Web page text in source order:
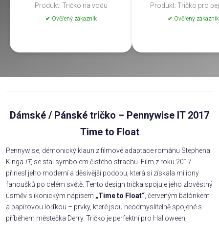
Produkt: Tričko na vodu
✔ Ověřený zákazník
Produkt: Tričko pro
✔ Ověřený zákazník
Dámské / Pánské tričko – Pennywise IT 2017
Time to Float
Pennywise, démonický klaun z filmové adaptace románu Stephena
Kinga IT, se stal symbolem čistého strachu. Film z roku 2017
přinesl jeho moderní a děsivější podobu, která si získala miliony
fanoušků po celém světě. Tento design trička spojuje jeho zlověstný
úsměv s ikonickým nápisem „Time to Float“, červeným balónkem
a papírovou loďkou – prvky, které jsou neodmyslitelně spojené s
příběhem městečka Derry. Tričko je perfektní pro Halloween,